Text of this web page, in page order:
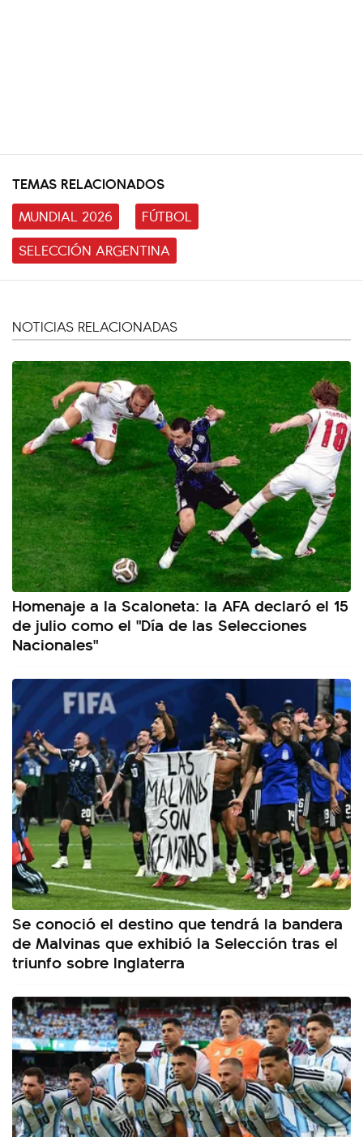
TEMAS RELACIONADOS
MUNDIAL 2026
FÚTBOL
SELECCIÓN ARGENTINA
NOTICIAS RELACIONADAS
Homenaje a la Scaloneta: la AFA declaró el 15
de julio como el "Día de las Selecciones
Nacionales"
Se conoció el destino que tendrá la bandera
de Malvinas que exhibió la Selección tras el
triunfo sobre Inglaterra